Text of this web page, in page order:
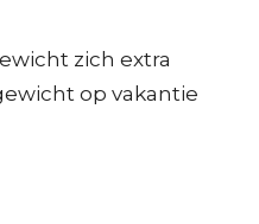
zich extra
op vakantie